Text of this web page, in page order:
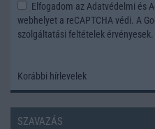
Elfogadom azAdatvédelmi és
webhelyet a reCAPTCHA védi. A
szolgáltatási feltételek érvényesek.
Korábbi hírlevelek
SZAVAZÁS